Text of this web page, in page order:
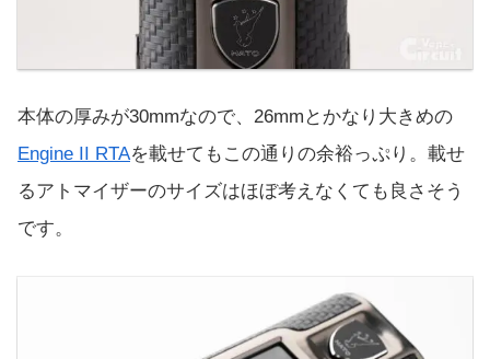
本体の厚みが30mmなので、26mmとかなり大きめの
Engine II RTAを載せてもこの通りの余裕っぷり。載せ
るアトマイザーのサイズはほぼ考えなくても良さそう
です。